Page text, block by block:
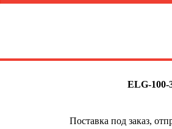
ELG-100-
Поставка под заказ,